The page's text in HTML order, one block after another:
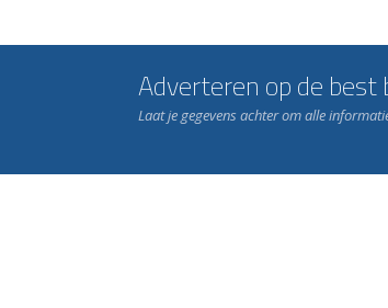
Adverteren op de best
Laat je gegevens achter om alle